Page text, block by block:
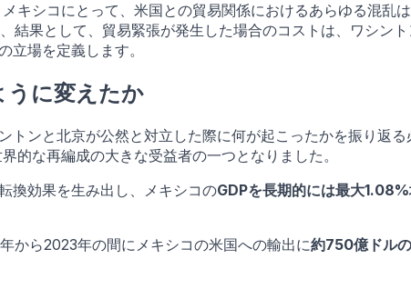
キシコにとって、米国との貿易関係におけるあらゆる混乱
果として、貿易緊張が発生した場合のコストは、ワシン
立場を定義します。
うに変えたか
トンと北京が公然と対立した際に何が起こったかを振り返
な再編成の大きな受益者の一つとなりました。
換効果を生み出し、メキシコのGDPを長期的には最大
から2023年の間にメキシコの米国への輸出に約750億ドル